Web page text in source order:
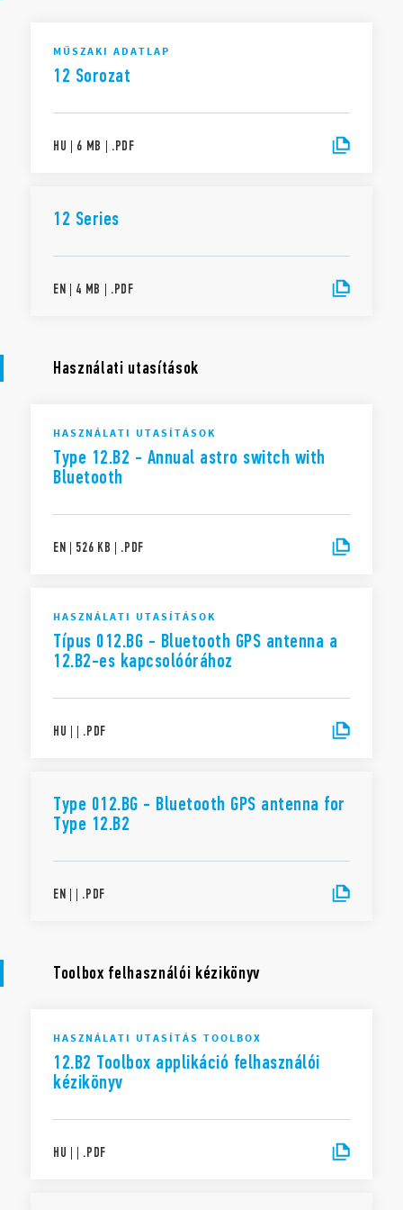
szeretne többet megtudni a jogairól, az adatok generálásának módjáról,
arról, hogy ki férhet hozzájuk, és hogyan kezelheti őket, kérjük, olvassa el
MŰSZAKI ADATLAP
12 Sorozat
HU | 6 MB | .PDF
12 Series
EN | 4 MB | .PDF
Használati utasítások
HASZNÁLATI UTASÍTÁSOK
Type 12.B2 - Annual astro switch with
Bluetooth
EN | 526 KB | .PDF
HASZNÁLATI UTASÍTÁSOK
Típus 012.BG - Bluetooth GPS antenna a
12.B2-es kapcsolóórához
HU | | .PDF
Type 012.BG - Bluetooth GPS antenna for
Type 12.B2
EN | | .PDF
Toolbox felhasználói kézikönyv
HASZNÁLATI UTASÍTÁS TOOLBOX
12.B2 Toolbox applikáció felhasználói
kézikönyv
HU | | .PDF